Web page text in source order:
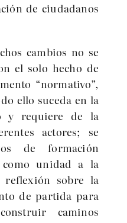
de ciudadanos
cambios no se
el solo hecho de
“normativo”,
ello suceda en la
y requiere de la
actores; se
de formación
unidad a la
reflexión sobre la
de partida para
caminos